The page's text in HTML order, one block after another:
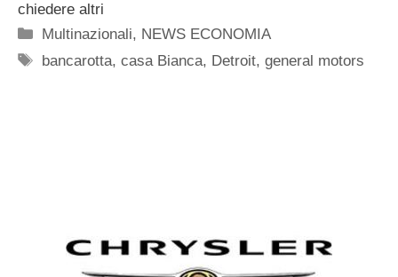
chiedere altri
Categorie
Multinazionali, NEWS ECONOMIA
Tag
bancarotta,casa Bianca, Detroit,general motors